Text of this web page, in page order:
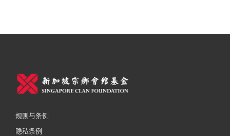
规则与条例
隐私条例